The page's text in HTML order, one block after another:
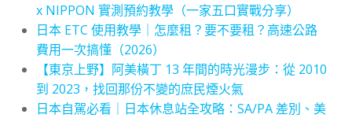
x NIPPON 實測預約教學（一家五口實戰分享）
日本 ETC 使用教學｜怎麼租？要不要租？高速公路
費用一次搞懂（2026）
【東京上野】阿美橫丁 13 年間的時光漫步：從 2010
到 2023，找回那份不變的庶民煙火氣
日本自駕必看｜日本休息站全攻略：SA/PA 差別、美